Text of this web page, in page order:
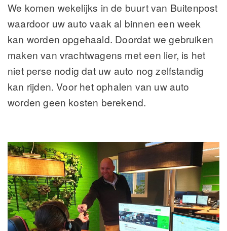
We komen wekelijks in de buurt van Buitenpost
waardoor uw auto vaak al binnen een week
kan worden opgehaald. Doordat we gebruiken
maken van vrachtwagens met een lier, is het
niet perse nodig dat uw auto nog zelfstandig
kan rijden. Voor het ophalen van uw auto
worden geen kosten berekend.